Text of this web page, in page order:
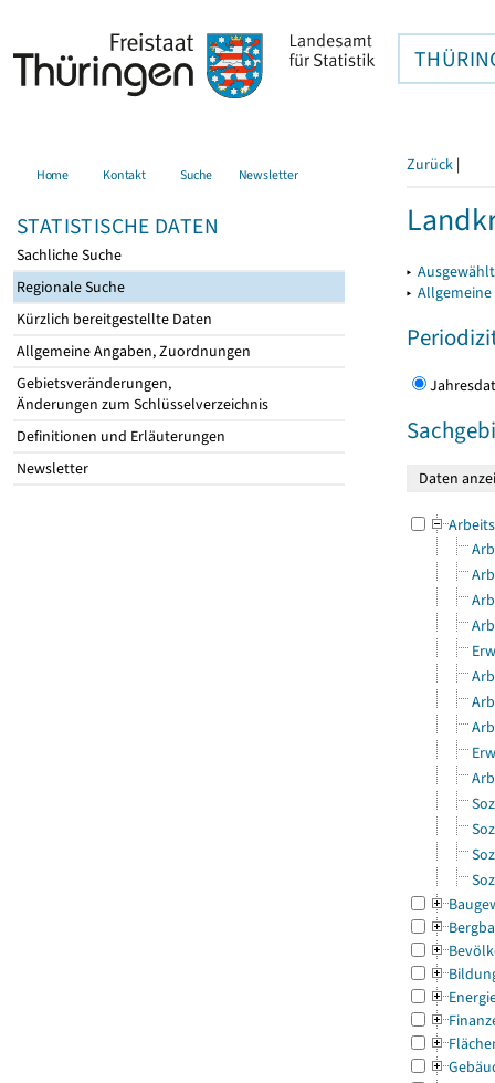
Home Kontakt Suche Newsletter
STATISTISCHE DATEN
Sachliche Suche
Regionale Suche
Kürzlich bereitgestellte Daten
Allgemeine Angaben, Zuordnungen
Gebietsveränderungen,
Änderungen zum Schlüsselverzeichnis
Definitionen und Erläuterungen
Newsletter
Zurück |
▸
▸